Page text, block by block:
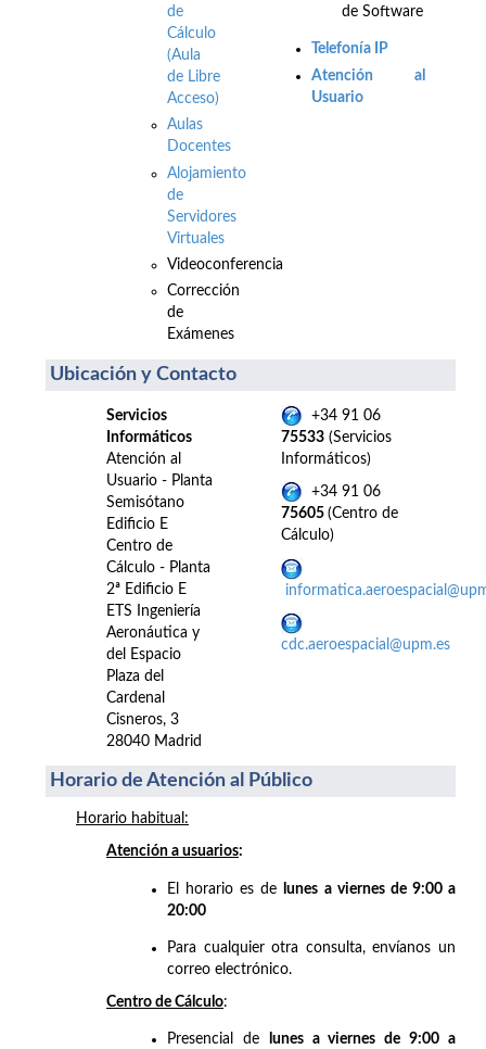
de
Cálculo
(Aula
de Libre
Acceso)
Aulas
Docentes
Alojamiento
de
Servidores
Virtuales
Videoconferencia
Corrección
de
Exámenes
de Software
Telefonía IP
Atención al
Usuario
Ubicación y Contacto
Servicios
Informáticos
Atención al
Usuario - Planta
Semisótano
Edificio E
Centro de
Cálculo - Planta
2ª Edificio E
ETS Ingeniería
Aeronáutica y
del Espacio
Plaza del
Cardenal
Cisneros, 3
28040 Madrid
+34 91 06
75533 (Servicios
Informáticos)
+34 91 06
75605 (Centro de
Cálculo)
cdc.aeroespacial@upm.es
Horario de Atención al Público
Horario habitual:
Atención a usuarios:
El horario es de
lunes a viernes de 9:00 a
20:00
Para cualquier otra consulta, envíanos un
correo electrónico.
Centro de Cálculo:
Presencial de
lunes a viernes de 9:00 a